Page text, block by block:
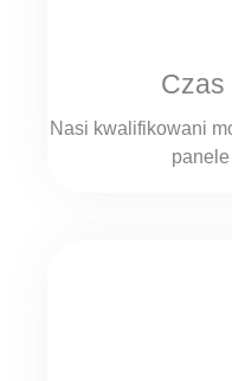
Czas
Nasi kwalifikowani